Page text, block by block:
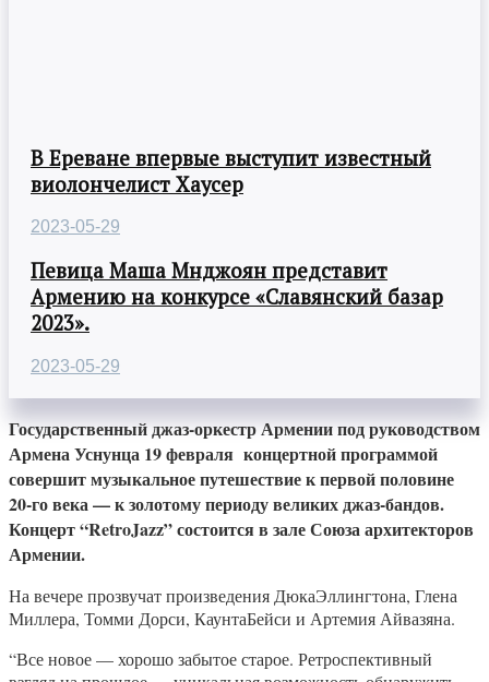
В Ереване впервые выступит известный
виолончелист Хаусер
2023-05-29
Певица Маша Мнджоян представит
Армению на конкурсе «Славянский базар
2023».
2023-05-29
Государственный джаз-оркестр Армении под руководством
Армена Уснунца 19 февраля концертной программой
совершит музыкальное путешествие к первой половине
20-го века — к золотому периоду великих джаз-бандов.
Концерт “RetroJazz” состоится в зале Союза архитекторов
Армении.
На вечере прозвучат произведения ДюкаЭллингтона, Глена
Миллера, Томми Дорси, КаунтаБейси и Артемия Айвазяна.
“Все новое — хорошо забытое старое. Ретроспективный